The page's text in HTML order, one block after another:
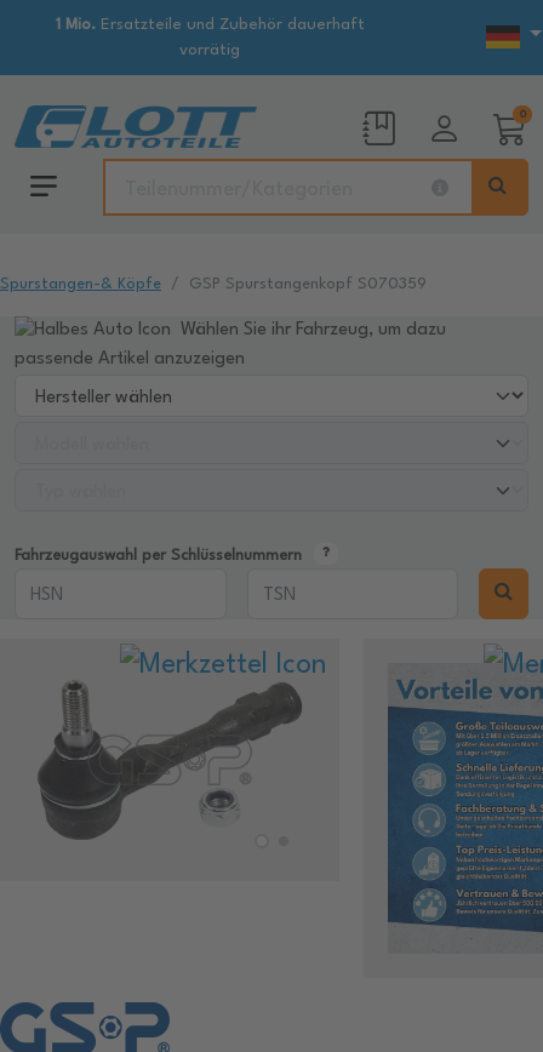
1 Mio.Ersatzteile und Zubehör dauerhaft
vorrätig
0
Spurstangen-& Köpfe GSP Spurstangenkopf S070359
Wählen Sie ihr Fahrzeug, um dazu
passende Artikel anzuzeigen
Fahrzeugauswahl per Schlüsselnummern